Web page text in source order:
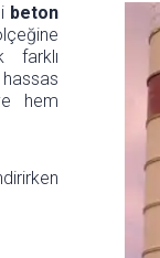
beton
farklı
hem